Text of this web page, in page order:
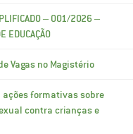
– 001/2026 –
EDUCAÇÃO
Vagas no Magistério
ações formativas sobre
contra crianças e